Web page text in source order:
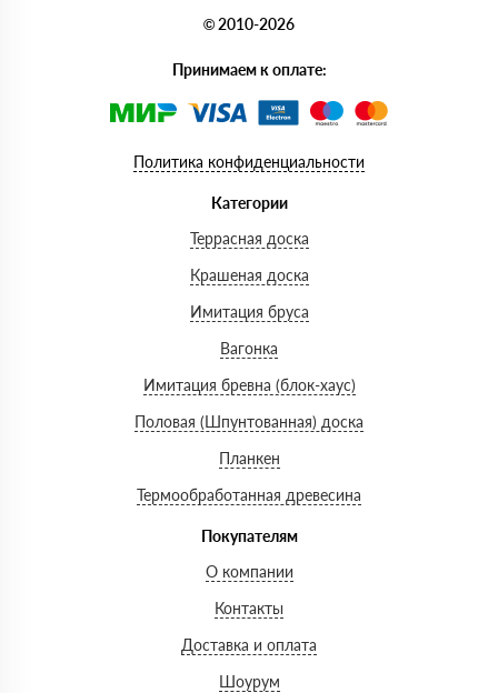
© 2010-2026
Принимаем к оплате:
Политика конфиденциальности
Категории
Террасная доска
Крашеная доска
Имитация бруса
Вагонка
Имитация бревна (блок-хаус)
Половая (Шпунтованная) доска
Планкен
Термообработанная древесина
Покупателям
О компании
Контакты
Доставка и оплата
Шоурум